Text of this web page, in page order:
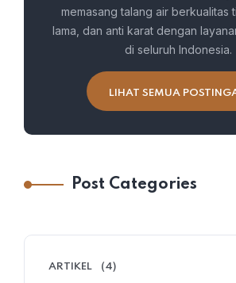
memasang talang air berkualitas
lama, dan anti karat dengan
di seluruh Indonesia.
LIHAT SEMUA
Post Categories
ARTIKEL (4)